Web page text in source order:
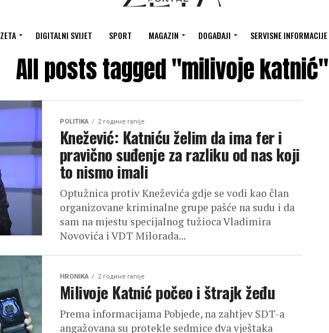
ZETA DIGITALNI SVIJET SPORT MAGAZIN DOGAĐAJI SERVISNE INFORMACIJE
All posts tagged "milivoje katnić"
POLITIKA 2 године ranije
Knežević: Katniću želim da ima fer i
pravično suđenje za razliku od nas koji
to nismo imali
Optužnica protiv Kneževića gdje se vodi kao član
organizovane kriminalne grupe pašće na sudu i da
sam na mjestu specijalnog tužioca Vladimira
Novovića i VDT Milorada...
HRONIKA 2 године ranije
Milivoje Katnić počeo i štrajk žeđu
Prema informacijama Pobjede, na zahtjev SDT-a
angažovana su protekle sedmice dva vještaka